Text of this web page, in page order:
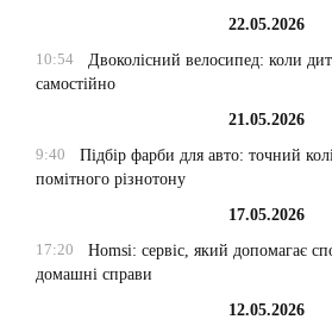
22.05.2026
10:54
Двоколісний велосипед: коли
самостійно
21.05.2026
9:40
Підбір фарби для авто: точний
помітного різнотону
17.05.2026
17:20
Homsi: сервіс, який допомагає
домашні справи
12.05.2026